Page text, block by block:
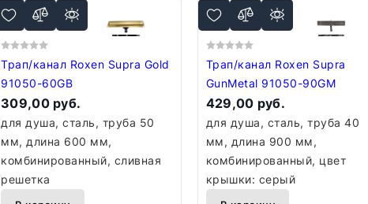
Трап/канал Roxen Supra Gold
91050-60GB
309,00 руб.
для душа, сталь, труба 50
мм, длина 600 мм,
комбинированный, сливная
решетка
Трап/канал Roxen Supra
GunMetal 91050-90GM
429,00 руб.
для душа, сталь, труба 40
мм, длина 900 мм,
комбинированный, цвет
крышки: серый